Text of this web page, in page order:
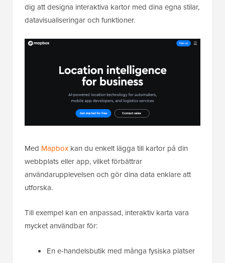
dig att designa interaktiva kartor med dina egna stilar,
datavisualiseringar och funktioner.
Med Mapbox kan du enkelt lägga till kartor på din
webbplats eller app, vilket förbättrar
användarupplevelsen och gör dina data enklare att
utforska.
Till exempel kan en anpassad, interaktiv karta vara
mycket användbar för:
En e-handelsbutik med många fysiska platser